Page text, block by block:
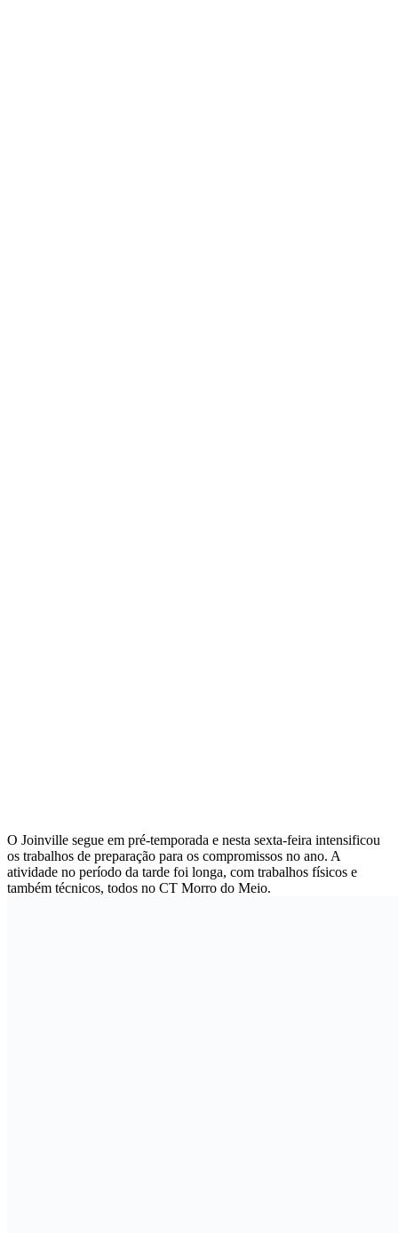
O Joinville segue em pré-temporada e nesta sexta-feira intensificou
os trabalhos de preparação para os compromissos no ano. A
atividade no período da tarde foi longa, com trabalhos físicos e
também técnicos, todos no CT Morro do Meio.